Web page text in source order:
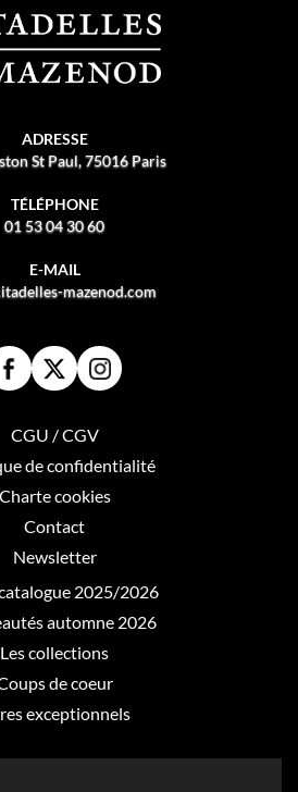
ADRESSE
St Paul, 75016 Paris
TÉLÉPHONE
01 53 04 30 60
E-MAIL
mazenod.com
CGU / CGV
de confidentialité
Charte cookies
Contact
Newsletter
2025/2026
automne 2026
Les collections
de coeur
exceptionnels